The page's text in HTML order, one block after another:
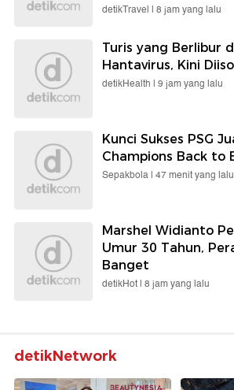
detikTravel | 8 jam yang lalu
Turis yang Berlibur
Hantavirus, Kini
detikHealth | 9 jam yang lalu
Kunci Sukses PSG
Champions Back to
Sepakbola | 47 menit yang lalu
Marshel Widianto
Umur 30 Tahun,
Banget
detikHot | 8 jam yang lalu
detikNetwork